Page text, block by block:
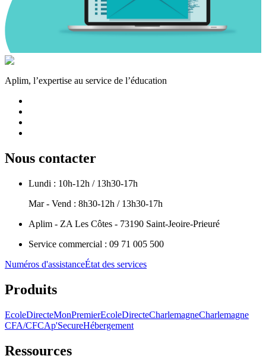
Aplim, l’expertise au service de l’éducation
Nous contacter
Lundi : 10h-12h / 13h30-17h
Mar - Vend : 8h30-12h / 13h30-17h
Aplim - ZA Les Côtes - 73190 Saint-Jeoire-Prieuré
Service commercial : 09 71 005 500
Numéros d'assistanceÉtat des services
Produits
EcoleDirecteMonPremierEcoleDirecteCharlemagneCharlemagne
CFA/CFCAp'SecureHébergement
Ressources